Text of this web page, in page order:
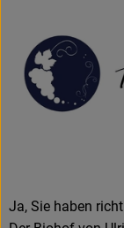
Kundenbrief
Amperhof-Blog
Ja, Sie haben